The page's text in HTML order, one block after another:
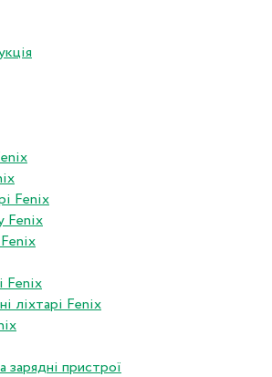
Fenix
Fenix
Fenix
ліхтарі Fenix
зарядні пристрої